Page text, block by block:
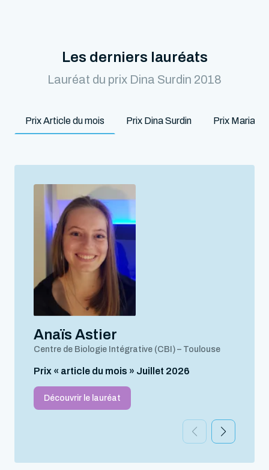
Les derniers lauréats
Lauréat du prix Dina Surdin 2018
Prix Article du mois Prix Dina Surdin Prix
Anaïs Astier
Centre de Biologie Intégrative (CBI) – Toulouse
Prix « article du mois » Juillet 2026
Découvrir le lauréat